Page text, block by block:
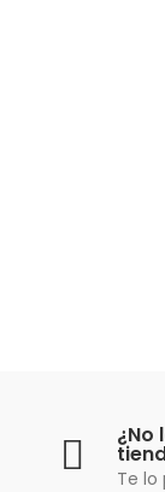
¿No
Te lo